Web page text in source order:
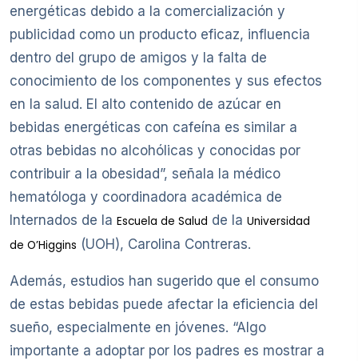
energéticas debido a la comercialización y
publicidad como un producto eficaz, influencia
dentro del grupo de amigos y la falta de
conocimiento de los componentes y sus efectos
en la salud. El alto contenido de azúcar en
bebidas energéticas con cafeína es similar a
otras bebidas no alcohólicas y conocidas por
contribuir a la obesidad”, señala la médico
hematóloga y coordinadora académica de
Internados de la Escuela de Salud de la Universidad
de O’Higgins (UOH), Carolina Contreras.
Además, estudios han sugerido que el consumo
de estas bebidas puede afectar la eficiencia del
sueño, especialmente en jóvenes. “Algo
importante a adoptar por los padres es mostrar a